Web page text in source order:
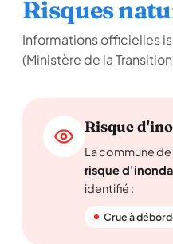
Risques
Informations officielles
(Ministère de la
Risque
La commune de
risque
identifié :
Crue à